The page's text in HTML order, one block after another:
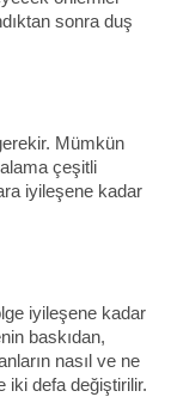
sonra duş
Mümkün
çeşitli
iyileşene kadar
iyileşene kadar
baskıdan,
nasıl ve ne
iki defa değiştirilir.